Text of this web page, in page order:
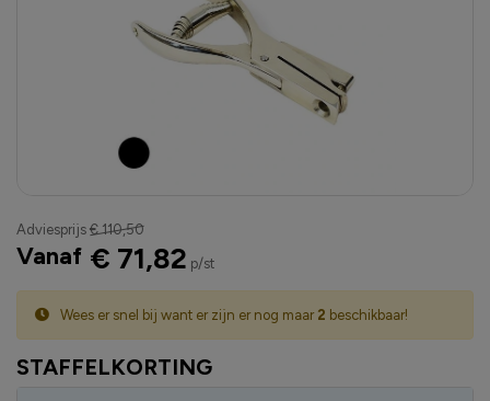
STAFFELKORTING
Adviesprijs € 110,50
Vanaf € 71,82 p/st
Wees er snel bij want er zijn er nog maar 2 beschikbaar!